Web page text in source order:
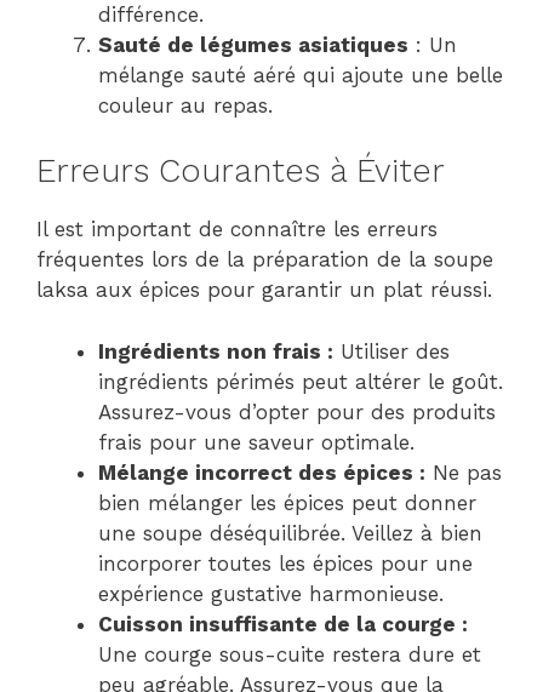
différence.
Sauté de légumes asiatiques : Un
mélange sauté aéré qui ajoute une belle
couleur au repas.
Erreurs Courantes à Éviter
Il est important de connaître les erreurs
fréquentes lors de la préparation de la soupe
laksa aux épices pour garantir un plat réussi.
Ingrédients non frais : Utiliser des
ingrédients périmés peut altérer le goût.
Assurez-vous d’opter pour des produits
frais pour une saveur optimale.
Mélange incorrect des épices : Ne pas
bien mélanger les épices peut donner
une soupe déséquilibrée. Veillez à bien
incorporer toutes les épices pour une
expérience gustative harmonieuse.
Cuisson insuffisante de la courge :
Une courge sous-cuite restera dure et
peu agréable. Assurez-vous que la